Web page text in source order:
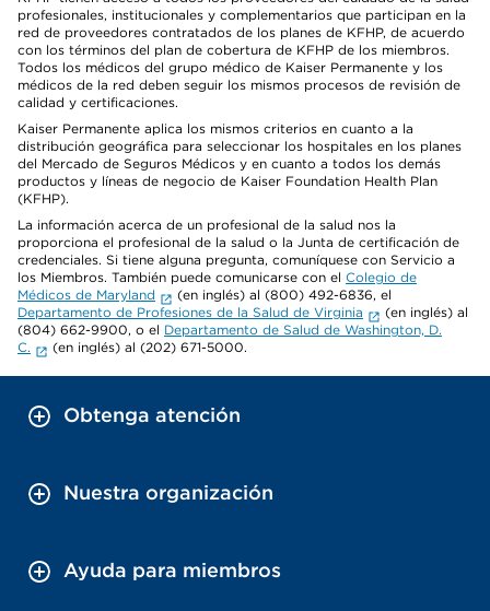
profesionales, institucionales y complementarios que participan en la
red de proveedores contratados de los planes de KFHP, de acuerdo
con los términos del plan de cobertura de KFHP de los miembros.
Todos los médicos del grupo médico de Kaiser Permanente y los
médicos de la red deben seguir los mismos procesos de revisión de
calidad y certificaciones.
Kaiser Permanente aplica los mismos criterios en cuanto a la
distribución geográfica para seleccionar los hospitales en los planes
del Mercado de Seguros Médicos y en cuanto a todos los demás
productos y líneas de negocio de Kaiser Foundation Health Plan
(KFHP).
La información acerca de un profesional de la salud nos la
proporciona el profesional de la salud o la Junta de certificación de
credenciales. Si tiene alguna pregunta, comuníquese con Servicio a
los Miembros. También puede comunicarse con el Colegio de
Médicos de Maryland
(en inglés) al (800) 492-6836, el
Departamento de Profesiones de la Salud de Virginia
(en inglés) al
(804) 662-9900, o el Departamento de Salud de Washington, D.
C.
(en inglés) al (202) 671-5000.
Obtenga atención
Nuestra organización
Ayuda para miembros